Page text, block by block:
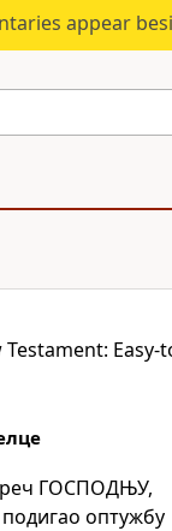
appear
Easy-
реч ГОСПОДЊУ,
оптужбу